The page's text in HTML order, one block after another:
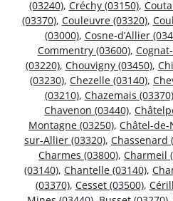
(03240), Créchy (03150),
(03370), Couleuvre (03320),
(03000), Cosne-d’Allier
Commentry (03600),
(03220), Chouvigny (03450),
(03230), Chezelle (03140),
(03210), Chazemais (03370)
Chavenon (03440),
Montagne (03250), Châtel-de-
sur-Allier (03320), Chassenard
Charmes (03800), Charmeil
(03140), Chantelle (03140),
(03370), Cesset (03500),